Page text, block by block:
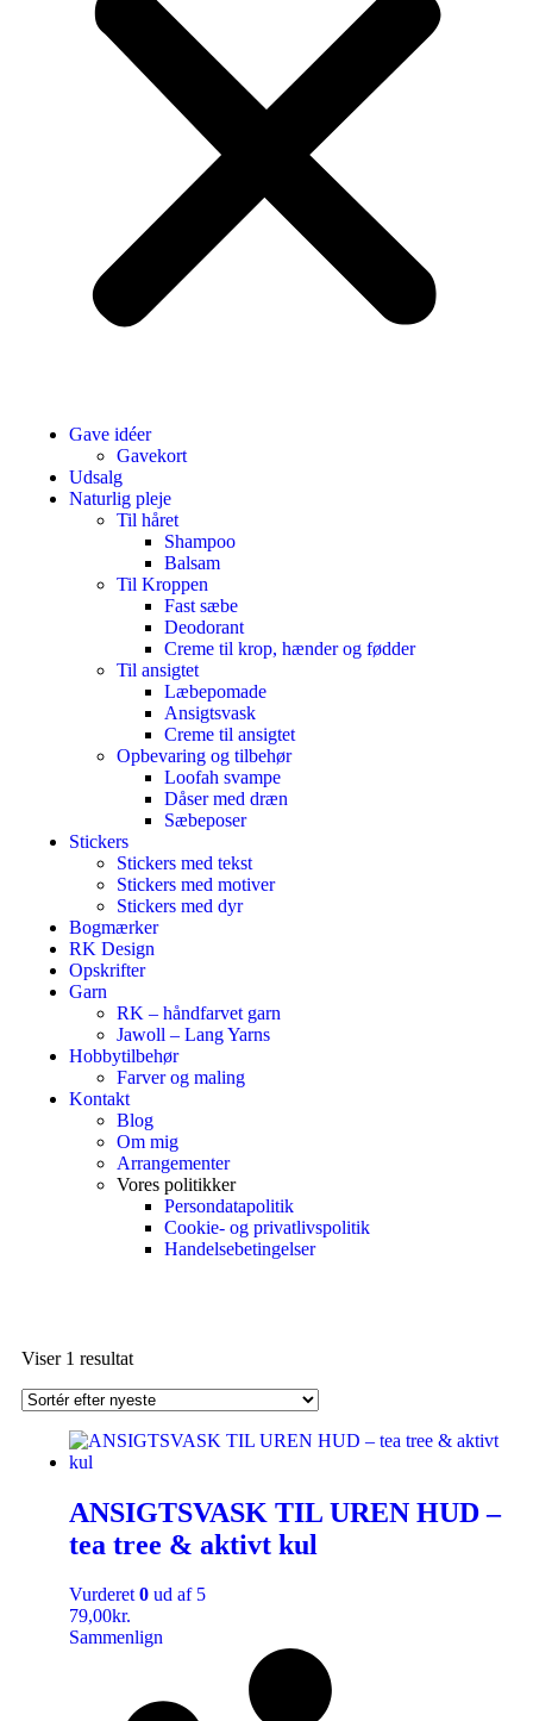
Gave idéer
Gavekort
Udsalg
Naturlig pleje
Til håret
Shampoo
Balsam
Til Kroppen
Fast sæbe
Deodorant
Creme til krop, hænder og fødder
Til ansigtet
Læbepomade
Ansigtsvask
Creme til ansigtet
Opbevaring og tilbehør
Loofah svampe
Dåser med dræn
Sæbeposer
Stickers
Stickers med tekst
Stickers med motiver
Stickers med dyr
Bogmærker
RK Design
Opskrifter
Garn
RK – håndfarvet garn
Jawoll – Lang Yarns
Hobbytilbehør
Farver og maling
Kontakt
Blog
Om mig
Arrangementer
Vores politikker
Persondatapolitik
Cookie- og privatlivspolitik
Handelsebetingelser
Viser 1 resultat
ANSIGTSVASK TIL UREN HUD –
tea tree & aktivt kul
Vurderet0 ud af 5
79,00kr.
Sammenlign